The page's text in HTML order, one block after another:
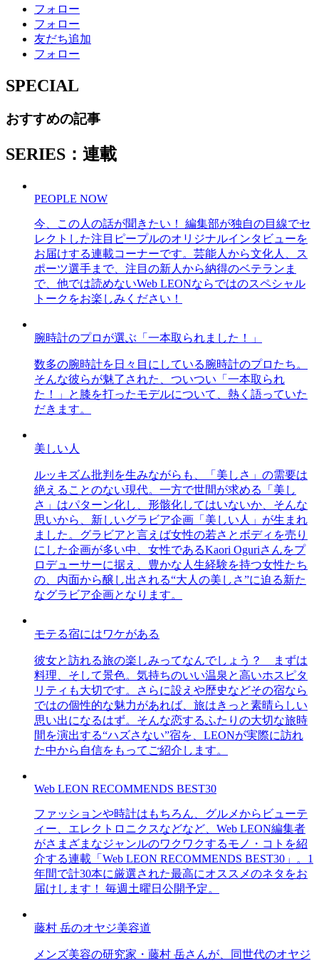
フォロー
フォロー
友だち追加
フォロー
SPECIAL
おすすめの記事
SERIES：連載
PEOPLE NOW
今、この人の話が聞きたい！ 編集部が独自の目線でセ
レクトした注目ピープルのオリジナルインタビューを
お届けする連載コーナーです。芸能人から文化人、ス
ポーツ選手まで、注目の新人から納得のベテランま
で、他では読めないWeb LEONならではのスペシャル
トークをお楽しみください！
腕時計のプロが選ぶ「一本取られました！」
数多の腕時計を日々目にしている腕時計のプロたち。
そんな彼らが魅了された、ついつい「一本取られ
た！」と膝を打ったモデルについて、熱く語っていた
だきます。
美しい人
ルッキズム批判を生みながらも、「美しさ」の需要は
絶えることのない現代。一方で世間が求める「美し
さ」はパターン化し、形骸化してはいないか、そんな
思いから、新しいグラビア企画「美しい人」が生まれ
ました。グラビアと言えば女性の若さとボディを売り
にした企画が多い中、女性であるKaori Oguriさんをプ
ロデューサーに据え、豊かな人生経験を持つ女性たち
の、内面から醸し出される“大人の美しさ”に迫る新た
なグラビア企画となります。
モテる宿にはワケがある
彼女と訪れる旅の楽しみってなんでしょう？ まずは
料理、そして景色。気持ちのいい温泉と高いホスピタ
リティも大切です。さらに設えや歴史などその宿なら
ではの個性的な魅力があれば、旅はきっと素晴らしい
思い出になるはず。そんな恋するふたりの大切な旅時
間を演出する“ハズさない”宿を、LEONが実際に訪れ
た中から自信をもってご紹介します。
Web LEON RECOMMENDS BEST30
ファッションや時計はもちろん、グルメからビューテ
ィー、エレクトロニクスなどなど、Web LEON編集者
がさまざまなジャンルのワクワクするモノ・コトを紹
介する連載「Web LEON RECOMMENDS BEST30」。1
年間で計30本に厳選された最高にオススメのネタをお
届けします！ 毎週土曜日公開予定。
藤村 岳のオヤジ美容道
メンズ美容の研究家・藤村 岳さんが、同世代のオヤジ